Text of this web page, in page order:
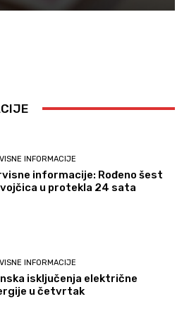
INFORMACIJE
informacije: Rođeno šest
u protekla 24 sata
INFORMACIJE
isključenja električne
u četvrtak